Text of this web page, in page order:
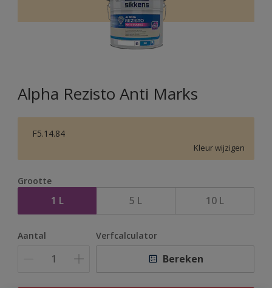
Alpha Rezisto Anti Marks
F5.14.84
Kleur wijzigen
Grootte
1 L 5 L 10 L
Aantal Verfcalculator
Bereken